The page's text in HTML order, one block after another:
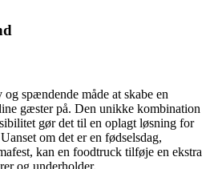
spændende måde at skabe en
gæster på. Den unikke kombination
gør det til en oplagt løsning for
om det er en fødselsdag,
kan en foodtruck tilføje en ekstra